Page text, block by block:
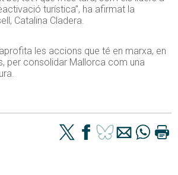
turística”, ha afirmat la
Catalina Cladera.
les accions que té en marxa, en
per consolidar Mallorca com una